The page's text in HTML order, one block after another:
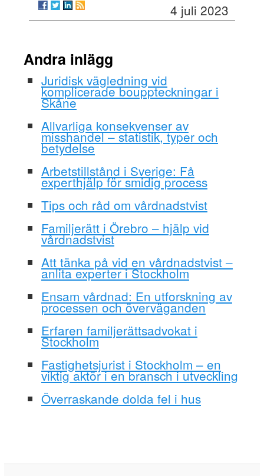
4 juli 2023
Andra inlägg
Juridisk vägledning vid
komplicerade bouppteckningar i
Skåne
Allvarliga konsekvenser av
misshandel – statistik, typer och
betydelse
Arbetstillstånd i Sverige: Få
experthjälp för smidig process
Tips och råd om vårdnadstvist
Familjerätt i Örebro – hjälp vid
vårdnadstvist
Att tänka på vid en vårdnadstvist –
anlita experter i Stockholm
Ensam vårdnad: En utforskning av
processen och överväganden
Erfaren familjerättsadvokat i
Stockholm
Fastighetsjurist i Stockholm – en
viktig aktör i en bransch i utveckling
Överraskande dolda fel i hus